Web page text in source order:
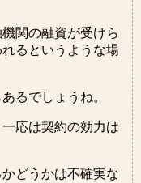
関の融資が受けら
るというような場
るでしょうね。
応は契約の効力は
どうかは不確実な